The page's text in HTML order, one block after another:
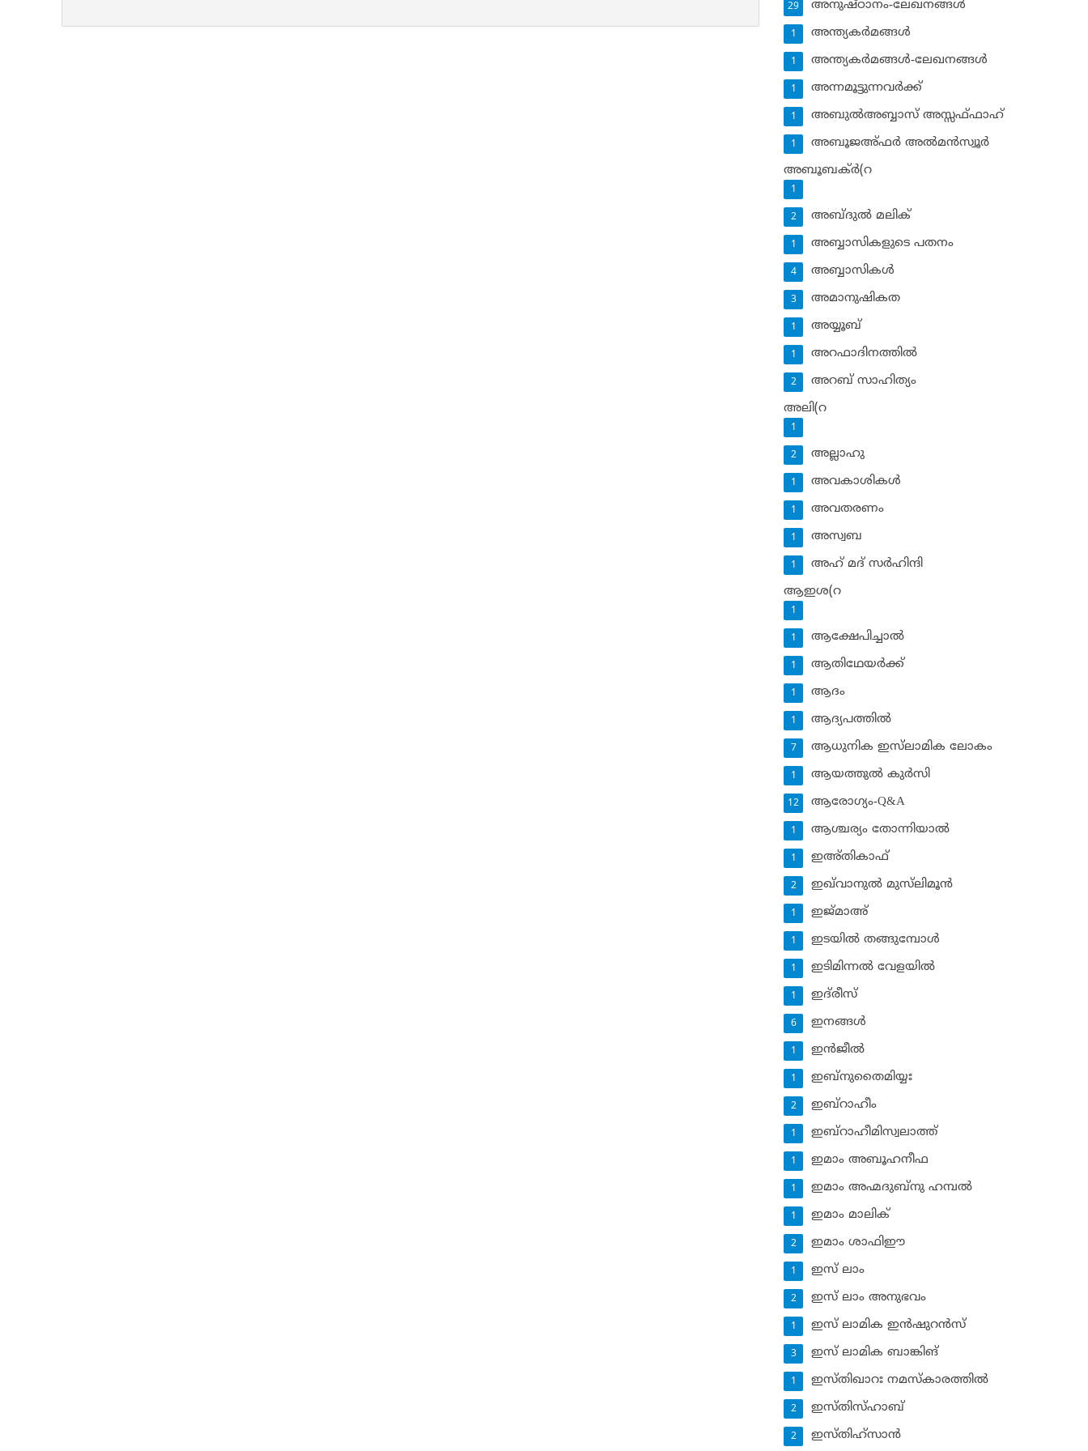
അനുഷ്ഠാനം-ലേഖനങ്ങള്‍
29
അന്ത്യകര്‍മങ്ങള്‍
1
അന്ത്യകര്‍മങ്ങള്‍-ലേഖനങ്ങള്‍
1
അന്നമൂട്ടുന്നവര്‍ക്ക്
1
അബുല്‍അബ്ബാസ് അസ്സഫ്ഫാഹ്‌
1
അബൂജഅ്ഫര്‍ അല്‍മന്‍സ്വൂര്‍
1
അബൂബക്ര്‍(റ
1
അബ്ദുല്‍ മലിക്‌
2
അബ്ബാസികളുടെ പതനം
1
അബ്ബാസികള്‍
4
അമാനുഷികത
3
അയ്യൂബ്‌
1
അറഫാദിനത്തില്‍
1
അറബ് സാഹിത്യം
2
അലി(റ
1
അല്ലാഹു
2
അവകാശികള്‍
1
അവതരണം
1
അസ്വബ
1
അഹ് മദ് സര്‍ഹിന്ദി
1
ആഇശ(റ
1
ആക്ഷേപിച്ചാല്‍
1
ആതിഥേയര്‍ക്ക്
1
ആദം
1
ആദ്യപത്തില്‍
1
ആധുനിക ഇസ്‌ലാമിക ലോകം
7
ആയത്തുല്‍ കുര്‍സി
1
ആരോഗ്യം-Q&A
12
ആശ്ചര്യം തോന്നിയാല്‍
1
ഇഅ്തികാഫ്‌
1
ഇഖ്‌വാനുല്‍ മുസ്‌ലിമൂന്‍
2
ഇജ്മാഅ്
1
ഇടയില്‍ തങ്ങുമ്പോള്‍
1
ഇടിമിന്നല്‍ വേളയില്‍
1
ഇദ്‌രീസ്‌
1
ഇനങ്ങള്‍
6
ഇന്‍ജീല്‍
1
ഇബ്‌നുതൈമിയ്യഃ
1
ഇബ്‌റാഹീം
2
ഇബ്‌റാഹീമിസ്വലാത്ത്
1
ഇമാം അബൂഹനീഫ
1
ഇമാം അഹ്മദുബ്‌നു ഹമ്പല്‍
1
ഇമാം മാലിക്
1
ഇമാം ശാഫിഈ
2
ഇസ് ലാം
1
ഇസ് ലാം അനുഭവം
2
ഇസ് ലാമിക ഇന്‍ഷുറന്‍സ്‌
1
ഇസ് ലാമിക ബാങ്കിങ്‌
3
ഇസ്തിഖാറഃ നമസ്‌കാരത്തില്‍
1
ഇസ്തിസ്ഹാബ്
2
ഇസ്തിഹ്‌സാന്‍
2